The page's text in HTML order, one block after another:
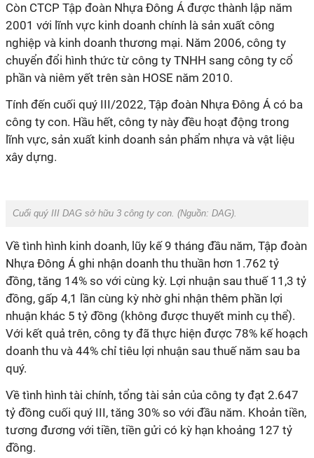
Còn CTCP Tập đoàn Nhựa Đông Á được thành lập năm
2001 với lĩnh vực kinh doanh chính là sản xuất công
nghiệp và kinh doanh thương mại. Năm 2006, công ty
chuyển đổi hình thức từ công ty TNHH sang công ty cổ
phần và niêm yết trên sàn HOSE năm 2010.
Tính đến cuối quý III/2022, Tập đoàn Nhựa Đông Á có ba
công ty con. Hầu hết, công ty này đều hoạt động trong
lĩnh vực, sản xuất kinh doanh sản phẩm nhựa và vật liệu
xây dựng.
Cuối quý III DAG sở hữu 3 công ty con. (Nguồn: DAG).
Về tình hình kinh doanh, lũy kế 9 tháng đầu năm, Tập đoàn
Nhựa Đông Á ghi nhận doanh thu thuần hơn 1.762 tỷ
đồng, tăng 14% so với cùng kỳ. Lợi nhuận sau thuế 11,3 tỷ
đồng, gấp 4,1 lần cùng kỳ nhờ ghi nhận thêm phần lợi
nhuận khác 5 tỷ đồng (không được thuyết minh cụ thể).
Với kết quả trên, công ty đã thực hiện được 78% kế hoạch
doanh thu và 44% chỉ tiêu lợi nhuận sau thuế năm sau ba
quý.
Về tình hình tài chính, tổng tài sản của công ty đạt 2.647
tỷ đồng cuối quý III, tăng 30% so với đầu năm. Khoản tiền,
tương đương với tiền, tiền gửi có kỳ hạn khoảng 127 tỷ
đồng.